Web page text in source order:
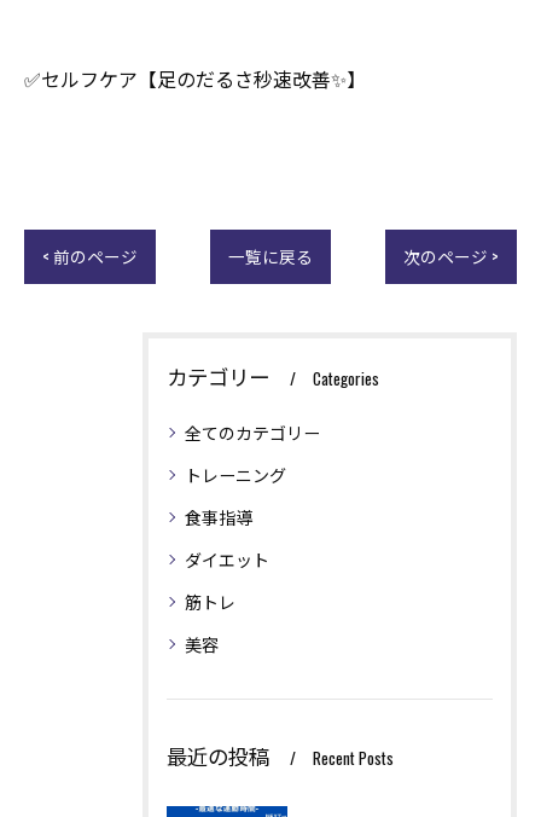
✅セルフケア【足のだるさ秒速改善✨】
< 前のページ 一覧に戻る 次のページ >
カテゴリー Categories
全てのカテゴリー
トレーニング
食事指導
ダイエット
筋トレ
美容
最近の投稿 Recent Posts